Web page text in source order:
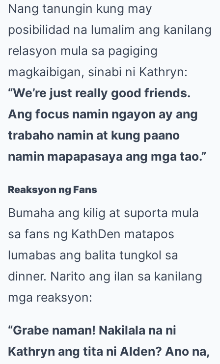
Nang tanungin kung may
posibilidad na lumalim ang kanilang
relasyon mula sa pagiging
magkaibigan, sinabi ni Kathryn:
“We’re just really good friends.
Ang focus namin ngayon ay ang
trabaho namin at kung paano
namin mapapasaya ang mga tao.”
Reaksyon ng Fans
Bumaha ang kilig at suporta mula
sa fans ng KathDen matapos
lumabas ang balita tungkol sa
dinner. Narito ang ilan sa kanilang
mga reaksyon:
“Grabe naman! Nakilala na ni
Kathryn ang tita ni Alden? Ano na,